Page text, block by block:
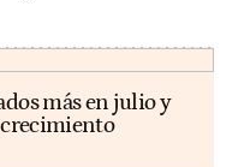
más en julio y
crecimiento